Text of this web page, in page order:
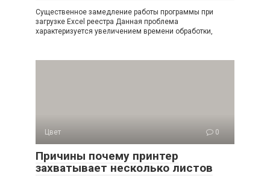
Существенное замедление работы программы при
загрузке Excel реестра Данная проблема
характеризуется увеличением времени обработки,
Цвет 0
Причины почему принтер
захватывает несколько листов